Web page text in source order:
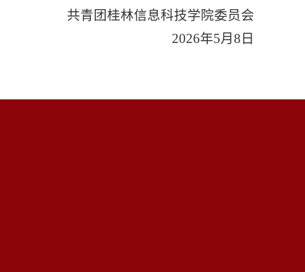
共青团桂林信息科技学院委员会
2026年5月8日